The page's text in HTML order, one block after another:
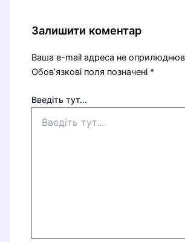
Залишити коментар
Ваша e-mail адреса не
Обов’язкові поля позначені *
Введіть тут...